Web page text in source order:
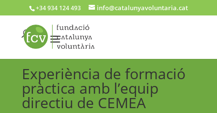
+34 934 124 493 info@catalunyavoluntaria.cat
Experiència de formació
pràctica amb l’equip
directiu de CEMEA